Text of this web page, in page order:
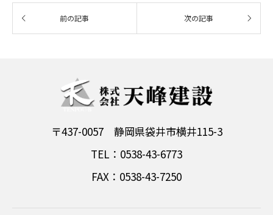
〒437-0057 静岡県袋井市横井115-3
TEL：0538-43-6773
FAX：0538-43-7250